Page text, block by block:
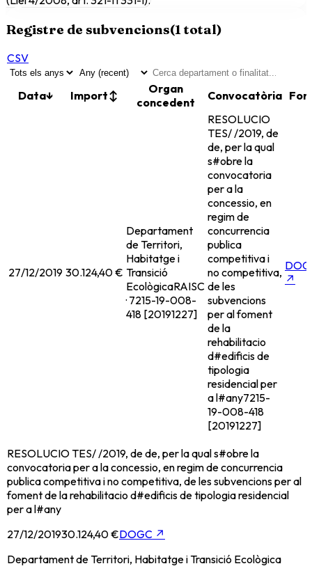
Registre de subvencions(1total)
CSV
Data↓ Import↕
Organ
concedent
Convocatòria
27/12/2019 30.124,40 €
Departament
de Territori,
Habitatge i
Transició
EcològicaRAISC
· 7215-19-008-
418 [20191227]
RESOLUCIO
TES/ /2019, de
de, per la qual
s#obre la
convocatoria
per a la
concessio, en
regim de
concurrencia
publica
competitiva i
no competitiva,
de les
subvencions
per al foment
de la
rehabilitacio
d#edificis de
tipologia
residencial per
a l#any7215-
19-008-418
[20191227]
↗
RESOLUCIO TES/ /2019, de de, per la qual s#obre la
convocatoria per a la concessio, en regim de concurrencia
publica competitiva i no competitiva, de les subvencions per al
foment de la rehabilitacio d#edificis de tipologia residencial
per a l#any
27/12/201930.124,40 €DOGC ↗
Departament de Territori, Habitatge i Transició Ecològica